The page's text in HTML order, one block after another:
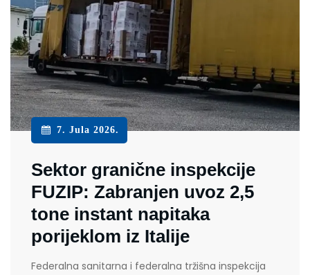
7. Jula 2026.
Sektor granične inspekcije
FUZIP: Zabranjen uvoz 2,5
tone instant napitaka
porijeklom iz Italije
Federalna sanitarna i federalna tržišna inspekcija